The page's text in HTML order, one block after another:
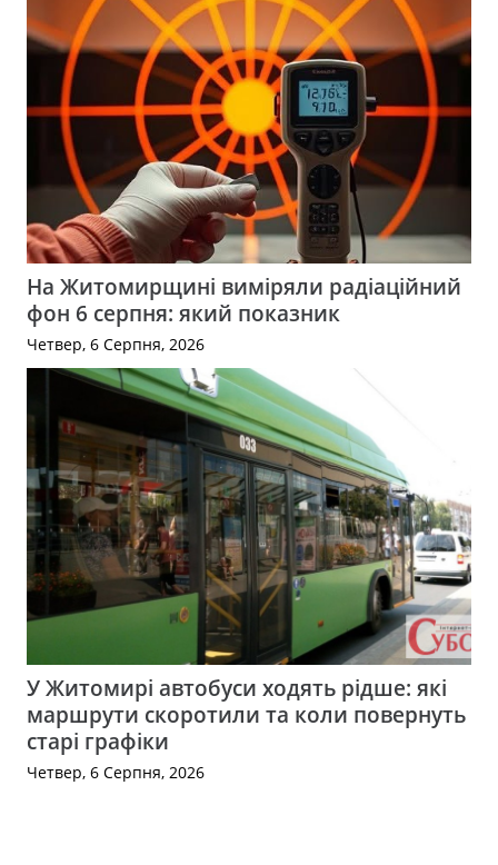
На Житомирщині виміряли радіаційний
фон 6 серпня: який показник
Четвер, 6 Серпня, 2026
У Житомирі автобуси ходять рідше: які
маршрути скоротили та коли повернуть
старі графіки
Четвер, 6 Серпня, 2026